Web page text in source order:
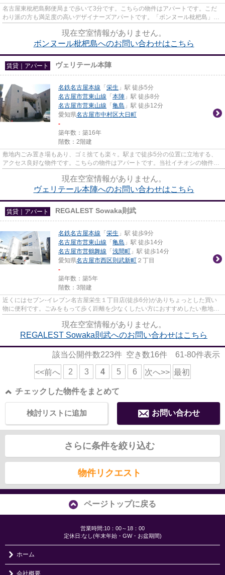
名古屋東枇杷島郵便局まで歩いて3分です。こちらの物件はアパートです。こだ
わり派の方も満足度の高いデザイナーズアパートです。「ボンヌール枇杷島」の
現在空室情報がありません。
ボンヌール枇杷島へのお問い合わせはこちら
賃貸｜アパート ヴェリテール本陣
名鉄名古屋本線 「 栄生 」駅 徒歩5分
名古屋市営東山線 「 本陣 」駅 徒歩8分
名古屋市営東山線 「 亀島 」駅 徒歩12分
愛知県名古屋市中村区大日町
-
築年数：築16年
階数：2階建
敷地内ごみ置き場もあり、ゴミ捨ても楽々。駅まで徒歩5分の位置に立地する、
アクセス良好な物件です。こちらの物件はアパートです。当社イチオシの物件の
現在空室情報がありません。
ヴェリテール本陣へのお問い合わせはこちら
賃貸｜アパート REGALEST Sowaka則武
名鉄名古屋本線 「 栄生 」駅 徒歩9分
名古屋市営東山線 「 亀島 」駅 徒歩14分
名古屋市営鶴舞線 「 浅間町 」駅 徒歩14分
愛知県名古屋市西区則武新町 ２丁目
-
築年数：築5年
階数：3階建
近くにはセブン-イレブン名古屋栄生１丁目店(徒歩6分)がありちょっとした買い
物に便利です。ごみをもって歩く距離を少なくしたい方におすすめしたい敷地内
現在空室情報がありません。
REGALEST Sowaka則武へのお問い合わせはこちら
該当公開件数223件 空き数16件 61-80件表示
<<前へ 2 3 4 5 6 次へ>> 最初
チェックした物件をまとめて
お問い合わせ
検討リストに追加
さらに条件を絞り込む
物件リクエスト
ページトップに戻る
営業時間:10：00～18：00
定休日:なし(年末年始・GW・お盆期間)
ホーム
会社概要